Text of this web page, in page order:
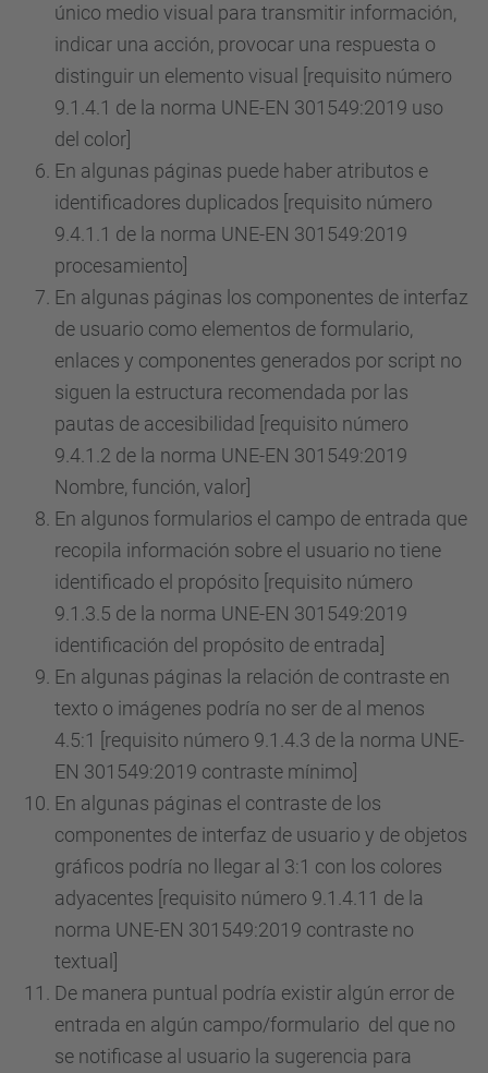
único medio visual para transmitir información,
indicar una acción, provocar una respuesta o
distinguir un elemento visual [requisito número
9.1.4.1 de la norma UNE-EN 301549:2019 uso
del color]
En algunas páginas puede haber atributos e
identificadores duplicados [requisito número
9.4.1.1 de la norma UNE-EN 301549:2019
procesamiento]
En algunas páginas los componentes de interfaz
de usuario como elementos de formulario,
enlaces y componentes generados por script no
siguen la estructura recomendada por las
pautas de accesibilidad [requisito número
9.4.1.2 de la norma UNE-EN 301549:2019
Nombre, función, valor]
En algunos formularios el campo de entrada que
recopila información sobre el usuario no tiene
identificado el propósito [requisito número
9.1.3.5 de la norma UNE-EN 301549:2019
identificación del propósito de entrada]
En algunas páginas la relación de contraste en
texto o imágenes podría no ser de al menos
4.5:1 [requisito número 9.1.4.3 de la norma UNE-
EN 301549:2019 contraste mínimo]
En algunas páginas el contraste de los
componentes de interfaz de usuario y de objetos
gráficos podría no llegar al 3:1 con los colores
adyacentes [requisito número 9.1.4.11 de la
norma UNE-EN 301549:2019 contraste no
textual]
De manera puntual podría existir algún error de
entrada en algún campo/formulario del que no
se notificase al usuario la sugerencia para